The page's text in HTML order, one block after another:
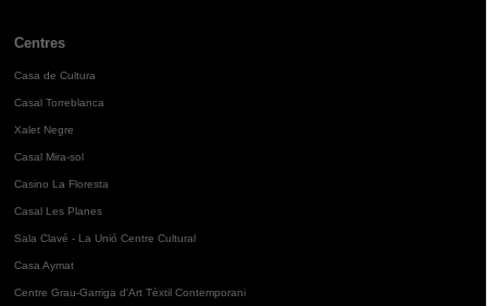
Centres
Casa de Cultura
Casal Torreblanca
Xalet Negre
Casal Mira-sol
Casino La Floresta
Casal Les Planes
Sala Clavé - La Unió Centre Cultural
Casa Aymat
Centre Grau-Garriga d'Art Tèxtil Contemporani